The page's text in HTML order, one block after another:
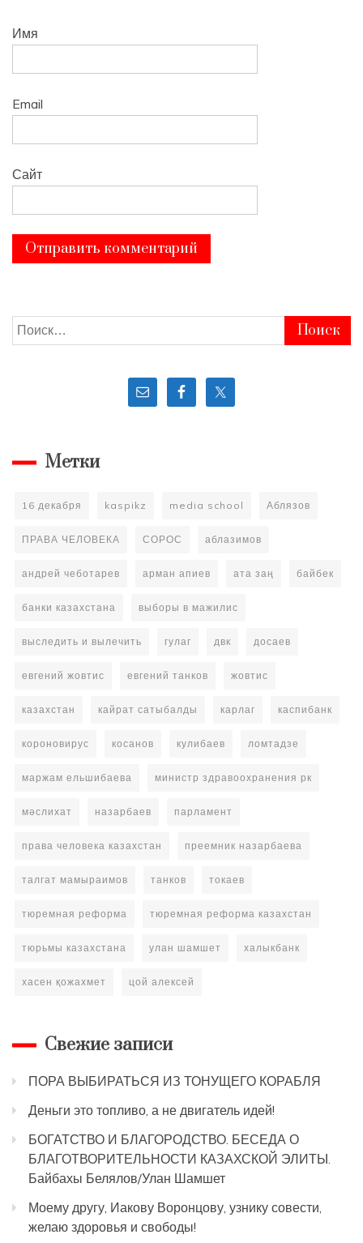
Имя
Email
Сайт
Найти:
Метки
16 декабря kaspikz media school Аблязов
ПРАВА ЧЕЛОВЕКА СОРОС аблазимов
андрей чеботарев арман апиев ата заң байбек
банки казахстана выборы в мажилис
выследить и вылечить гулаг двк досаев
евгений жовтис евгений танков жовтис
казахстан кайрат сатыбалды карлаг каспибанк
короновирус косанов кулибаев ломтадзе
маржам ельшибаева министр здравоохранения рк
мәслихат назарбаев парламент
права человека казахстан преемник назарбаева
талгат мамыраимов танков токаев
тюремная реформа тюремная реформа казахстан
тюрьмы казахстана улан шамшет халыкбанк
хасен қожахмет цой алексей
Свежие записи
ПОРА ВЫБИРАТЬСЯ ИЗ ТОНУЩЕГО КОРАБЛЯ
Деньги это топливо, а не двигатель идей!
БОГАТСТВО И БЛАГОРОДСТВО. БЕСЕДА О
БЛАГОТВОРИТЕЛЬНОСТИ КАЗАХСКОЙ ЭЛИТЫ.
Байбахы Белялов/Улан Шамшет
Моему другу, Иакову Воронцову, узнику совести,
желаю здоровья и свободы!